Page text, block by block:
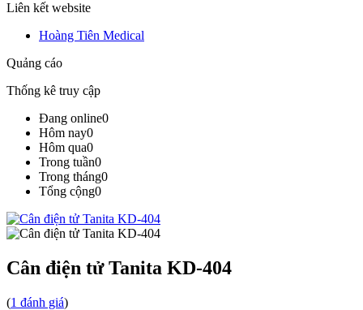
Liên kết website
Hoàng Tiên Medical
Quảng cáo
Thống kê truy cập
Đang online0
Hôm nay0
Hôm qua0
Trong tuần0
Trong tháng0
Tổng cộng0
Cân điện tử Tanita KD-404
(1 đánh giá)